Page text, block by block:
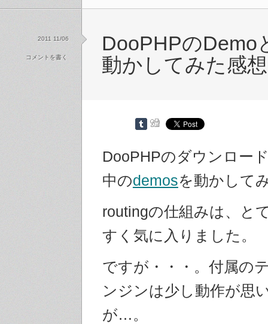
DooPHPのDemo
動かしてみた感想
DooPHPのダウンロー
中のdemosを動かして
routingの仕組みは、と
すく気に入りました。
ですが・・・。付属の
ンジンは少し動作が思
が…。
2011 11/06
コメントを書く